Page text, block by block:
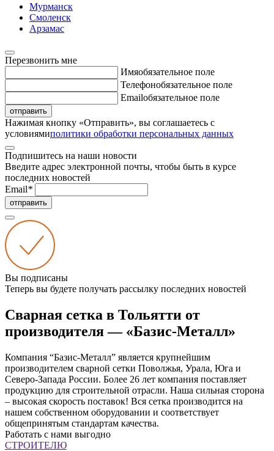
Мурманск
Смоленск
Арзамас
Перезвонить мне
Имяобязательное поле
Телефонобязательное поле
Emailобязательное поле
отправить
Нажимая кнопку «Отправить», вы соглашаетесь с
условиямиполитики обработки персональных данных
Подпишитесь на наши новости
Введите адрес электронной почты, чтобы быть в курсе
последних новостей
Email*
отправить
Вы подписаны
Теперь вы будете получать рассылку последних новостей
Сварная сетка в Тольятти от
производителя — «Базис-Металл»
Компания “Базис-Металл” является крупнейшим
производителем сварной сетки Поволжья, Урала, Юга и
Северо-Запада России. Более 26 лет компания поставляет
продукцию для строительной отрасли. Наша сильная сторона
– высокая скорость поставок! Вся сетка производится на
нашем собственном оборудовании и соответствует
общепринятым стандартам качества.
Работать с нами выгодно
СТРОИТЕЛЮ